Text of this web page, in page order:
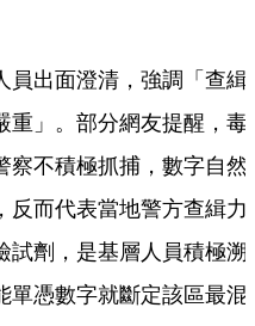
員出面澄清，強調「查緝
重」。部分網友提醒，毒
察不積極抓捕，數字自然
反而代表當地警方查緝力
試劑，是基層人員積極溯
單憑數字就斷定該區最混